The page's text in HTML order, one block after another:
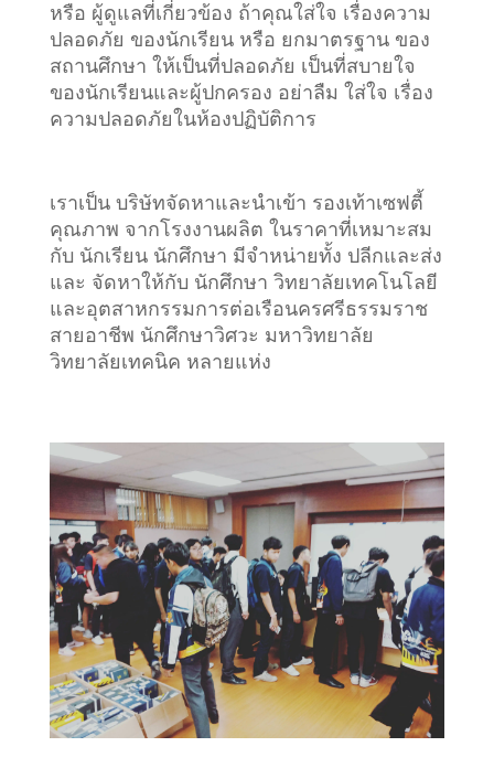
หรือ ผู้ดูแลที่เกี่ยวข้อง ถ้าคุณใส่ใจ เรื่องความ
ปลอดภัย ของนักเรียน หรือ ยกมาตรฐาน ของ
สถานศึกษา ให้เป็นที่ปลอดภัย เป็นที่สบายใจ
ของนักเรียนและผู้ปกครอง อย่าลืม ใส่ใจ เรื่อง
ความปลอดภัยในห้องปฏิบัติการ
เราเป็น บริษัทจัดหาและนำเข้า รองเท้าเซฟตี้
คุณภาพ จากโรงงานผลิต ในราคาที่เหมาะสม
กับ นักเรียน นักศึกษา มีจำหน่ายทั้ง ปลีกและส่ง
และ จัดหาให้กับ นักศึกษา วิทยาลัยเทคโนโลยี
และอุตสาหกรรมการต่อเรือนครศรีธรรมราช
สายอาชีพ นักศึกษาวิศวะ มหาวิทยาลัย
วิทยาลัยเทคนิค หลายแห่ง